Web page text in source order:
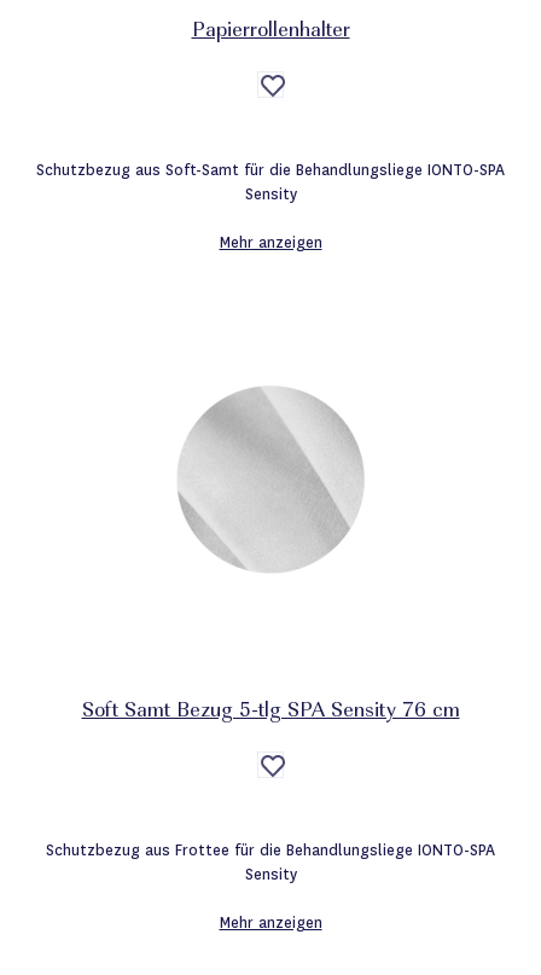
Papierrollenhalter
Auf
die
Schutzbezug aus Soft-Samt für die Behandlungsliege IONTO-SPA
Sensity
Mehr anzeigen
Soft Samt Bezug 5-tlg SPA Sensity 76 cm
Auf
die
Schutzbezug aus Frottee für die Behandlungsliege IONTO-SPA
Sensity
Mehr anzeigen